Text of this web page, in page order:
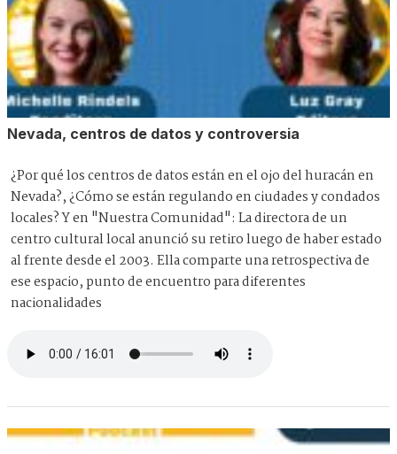
Nevada, centros de datos y controversia
¿Por qué los centros de datos están en el ojo del huracán en
Nevada?, ¿Cómo se están regulando en ciudades y condados
locales? Y en "Nuestra Comunidad": La directora de un
centro cultural local anunció su retiro luego de haber estado
al frente desde el 2003. Ella comparte una retrospectiva de
ese espacio, punto de encuentro para diferentes
nacionalidades